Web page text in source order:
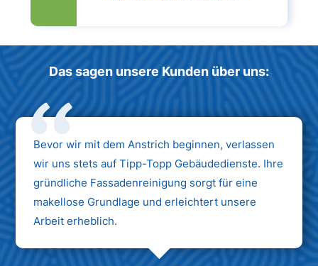
Das sagen unsere Kunden über uns:
Bevor wir mit dem Anstrich beginnen, verlassen
wir uns stets auf Tipp-Topp Gebäudedienste. Ihre
gründliche Fassadenreinigung sorgt für eine
makellose Grundlage und erleichtert unsere
Arbeit erheblich.